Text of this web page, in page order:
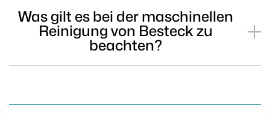
Was gilt es bei der maschinellen
Reinigung von Besteck zu
beachten?